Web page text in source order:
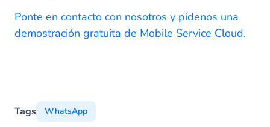
Ponte en contacto con nosotros y pídenos una
demostración gratuita de Mobile Service Cloud.
Tags WhatsApp